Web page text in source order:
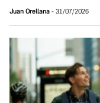
Juan Orellana 31/07/2026